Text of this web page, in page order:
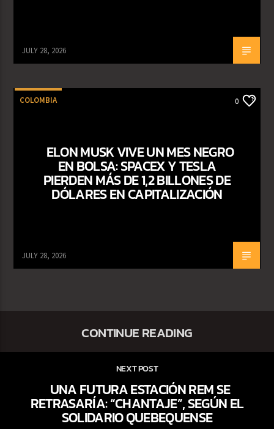
JULY 28, 2026
COLOMBIA 0
ELON MUSK VIVE UN MES NEGRO
EN BOLSA: SPACEX Y TESLA
PIERDEN MÁS DE 1,2 BILLONES DE
DÓLARES EN CAPITALIZACIÓN
JULY 28, 2026
CONTINUE READING
NEXT POST
UNA FUTURA ESTACIÓN REM SE
RETRASARÍA: “CHANTAJE”, SEGÚN EL
SOLIDARIO QUEBEQUENSE